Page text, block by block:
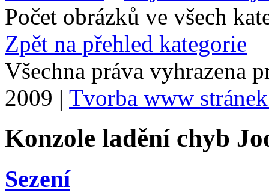
Počet obrázků ve všech
Zpět na přehled kategorie
Všechna práva vyhrazena
2009 | Tvorba www
Konzole ladění chyb
Sezení